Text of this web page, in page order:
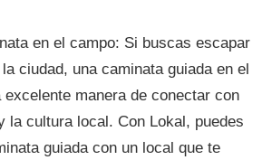
en el campo: Si buscas escapar
ciudad, una caminata guiada en el
excelente manera de conectar con
la cultura local. Con Lokal, puedes
guiada con un local que te